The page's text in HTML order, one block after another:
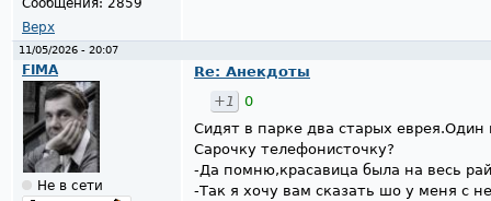
Верх
11/05/2026 - 20:07
FIMA
Не в сети
Re: Анекдоты
+1
0
Сидят в парке два старых
Сарочку телефонисточку?
-Да помню,красавица была на весь
-Так я хочу вам сказать шо у меня с